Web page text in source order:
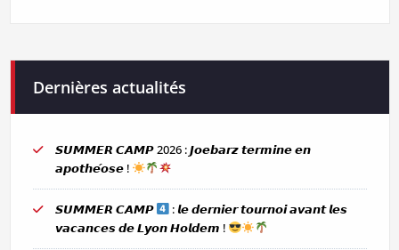
Dernières actualités
𝙎𝙐𝙈𝙈𝙀𝙍 𝘾𝘼𝙈𝙋 2026 : 𝙅𝙤𝙚𝙗𝙖𝙧𝙯 𝙩𝙚𝙧𝙢𝙞𝙣𝙚 𝙚𝙣
𝙖𝙥𝙤𝙩𝙝𝙚́𝙤𝙨𝙚 !
𝙎𝙐𝙈𝙈𝙀𝙍 𝘾𝘼𝙈𝙋
: 𝙡𝙚 𝙙𝙚𝙧𝙣𝙞𝙚𝙧 𝙩𝙤𝙪𝙧𝙣𝙤𝙞 𝙖𝙫𝙖𝙣𝙩 𝙡𝙚𝙨
𝙫𝙖𝙘𝙖𝙣𝙘𝙚𝙨 𝙙𝙚 𝙇𝙮𝙤𝙣 𝙃𝙤𝙡𝙙𝙚𝙢 !